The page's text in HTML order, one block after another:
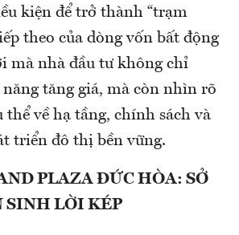
kiện để trở thành “trạm
theo của dòng vốn bất động
mà nhà đầu tư không chỉ
tăng giá, mà còn nhìn rõ
thể về hạ tầng, chính sách và
triển đô thị bền vững.
PLAZA ĐỨC HÒA: SỞ
SINH LỜI KÉP